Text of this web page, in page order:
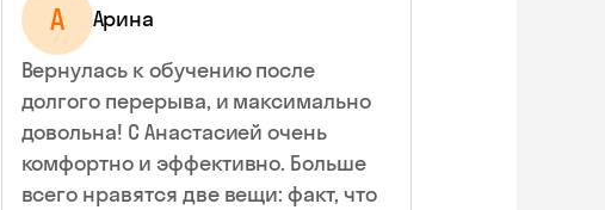
А
Арина
Вернулась к обучению после
долгого перерыва, и максимально
довольна! С Анастасией очень
комфортно и эффективно. Больше
всего нравятся две вещи: факт, что